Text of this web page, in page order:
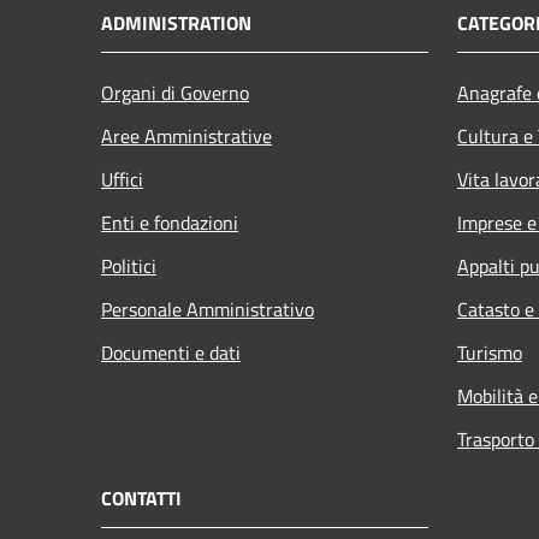
ADMINISTRATION
Organi di Governo
Aree Amministrative
Uffici
Enti e fondazioni
Politici
Personale Amministrativo
Documenti e dati
Cultura e
Vita
Imprese
Appalti
Catasto
Turismo
Mobilità
CONTATTI